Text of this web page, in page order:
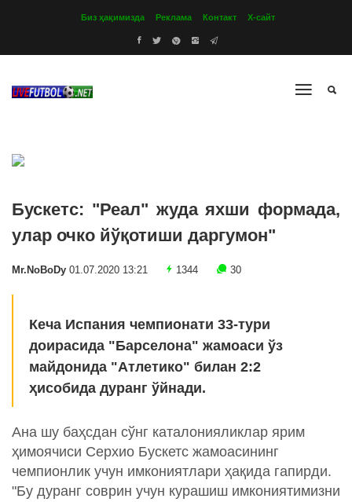
Биз ҳақимизда Реклама Контакт Х-сайт
Бускетс: "Реал" жуда яхши формада,
улар очко йўқотиши даргумон"
Mr.NoBoDy 01.07.2020 13:21 1344 30
Кеча Испания чемпионати 33-тури
доирасида "Барселона" жамоаси ўз
майдонида "Атлетико" билан 2:2
ҳисобида дуранг ўйнади.
Ана шу баҳсдан сўнг каталонияликлар ярим
ҳимоячиси Серхио Бускетс жамоасининг
чемпионлик учун имкониятлари ҳақида гапирди.
"Бу дуранг соврин учун курашиш имкониятимизни